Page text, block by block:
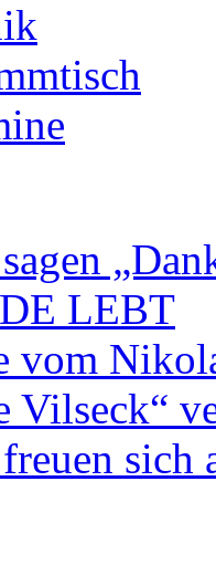
LEBT
vom
Vilseck“
sich